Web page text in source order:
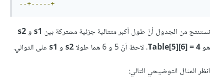
--+-----+
نستنتج من الجدول أنّ طول أكبر متتالية جزئية مشتركة بين s1وs2
هوTable[5][6] = 4. لاحظ أنّ 5 و 6 هما طولا s2و s1على التوالي.
انظر المثال التوضيحي التالي: